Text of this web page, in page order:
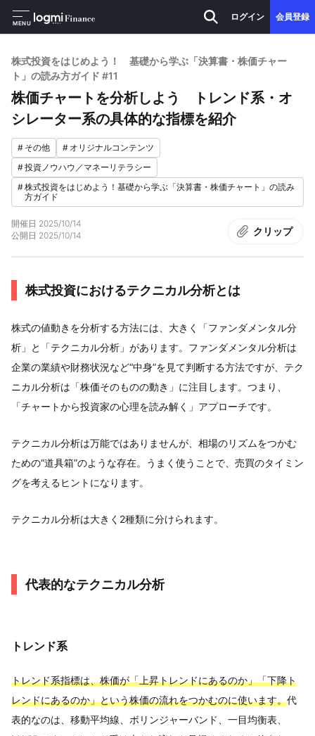
MENU
ログイン 会員登録
株式投資をはじめよう！ 基礎から学ぶ「決算書・株価チャー
ト」の読み方ガイド #11
株価チャートを分析しよう トレンド系・オ
シレーター系の具体的な指標を紹介
# その他 # オリジナルコンテンツ
#投資ノウハウ／マネーリテラシー
#株式投資をはじめよう！基礎から学ぶ「決算書・株価チャート」の読み
方ガイド
開催日 2025/10/14
公開日 2025/10/14 クリップ
株式投資におけるテクニカル分析とは
株式の値動きを分析する方法には、大きく「ファンダメンタル分
析」と「テクニカル分析」があります。ファンダメンタル分析は
企業の業績や財務状況など“中身”を見て判断する方法ですが、テク
ニカル分析は「株価そのものの動き」に注目します。つまり、
「チャートから投資家の心理を読み解く」アプローチです。
テクニカル分析は万能ではありませんが、相場のリズムをつかむ
ための“道具箱”のような存在。うまく使うことで、売買のタイミン
グを考えるヒントになります。
テクニカル分析は大きく2種類に分けられます。
代表的なテクニカル分析
トレンド系
トレンド系指標は、株価が「上昇トレンドにあるのか」「下降ト
レンドにあるのか」という株価の流れをつかむのに使います。代
表的なのは、移動平均線、ボリンジャーバンド、一目均衡表、